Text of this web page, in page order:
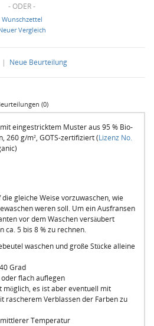
- ODER -
Wunschzettel
Vergleich
| Neue Beurteilung
(0)
eingestricktem Muster aus 95 % Bio-
260 g/m², GOTS-zertifiziert (Lizenz No.
gleiche Weise vorzuwaschen, wie
weren soll. Um ein Ausfransen
vor dem Waschen versäubert
ca. 5 bis 8 % zu rechnen.
waschen und große Stücke alleine
Grad
flach auflegen
möglich, es ist aber eventuell mit
rascherem Verblassen der Farben zu
Temperatur